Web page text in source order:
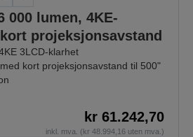
000 lumen, 4KE-
projeksjonsavstand
3LCD-klarhet
kort projeksjonsavstand til 500"
kr 61.242,70
inkl. mva. (kr 48.994,16 uten mva.)